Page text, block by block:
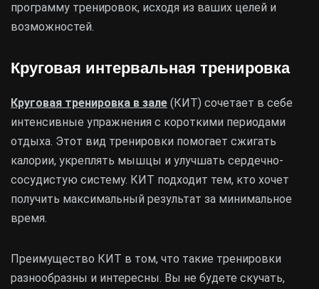
программу тренировок, исходя из ваших целей и
возможностей.
Круговая интервальная тренировка
Круговая тренировка в зале (КИТ) сочетает в себе
интенсивные упражнения с короткими периодами
отдыха. Этот вид тренировки помогает сжигать
калории, укреплять мышцы и улучшать сердечно-
сосудистую систему. КИТ подходит тем, кто хочет
получить максимальный результат за минимальное
время.
Преимущество КИТ в том, что такие тренировки
разнообразны и интересны. Вы не будете скучать,